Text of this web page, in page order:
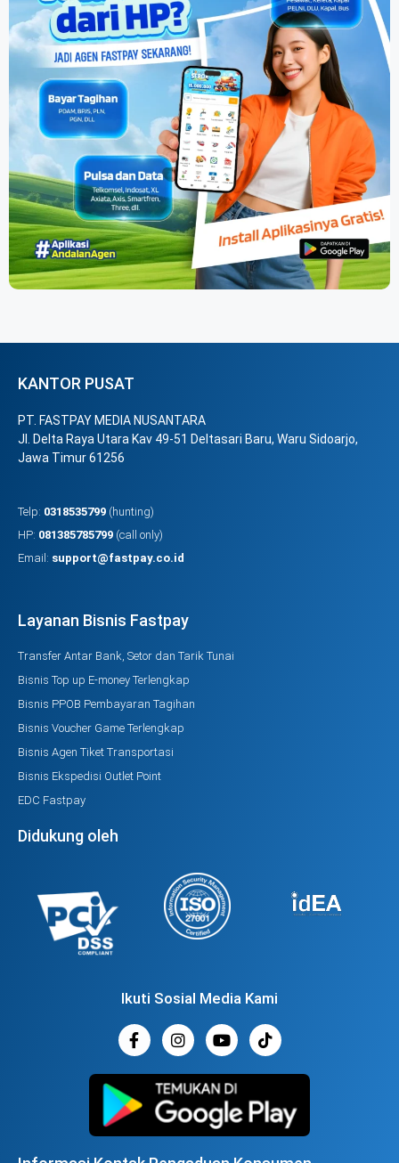
KANTOR PUSAT
PT. FASTPAY MEDIA NUSANTARA
Jl. Delta Raya Utara Kav 49-51 Deltasari Baru, Waru Sidoarjo,
Jawa Timur 61256
Telp: 0318535799 (hunting)
HP: 081385785799 (call only)
Email: support@fastpay.co.id
Layanan Bisnis Fastpay
Transfer Antar Bank, Setor dan Tarik Tunai
Bisnis Top up E-money Terlengkap
Bisnis PPOB Pembayaran Tagihan
Bisnis Voucher Game Terlengkap
Bisnis Agen Tiket Transportasi
Bisnis Ekspedisi Outlet Point
EDC Fastpay
Didukung oleh
Ikuti Sosial Media Kami